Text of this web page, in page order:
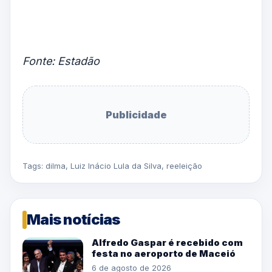
Fonte: Estadão
Publicidade
Tags: dilma, Luiz Inácio Lula da Silva, reeleição
Mais notícias
Alfredo Gaspar é recebido com
festa no aeroporto de Maceió
6 de agosto de 2026